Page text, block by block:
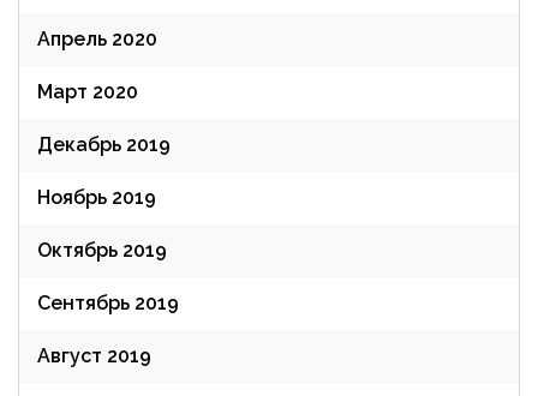
Апрель 2020
Март 2020
Декабрь 2019
Ноябрь 2019
Октябрь 2019
Сентябрь 2019
Август 2019